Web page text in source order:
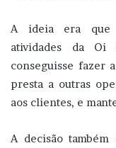
A ideia era que
atividades da Oi
conseguisse fazer
presta a outras
aos clientes, e
A decisão